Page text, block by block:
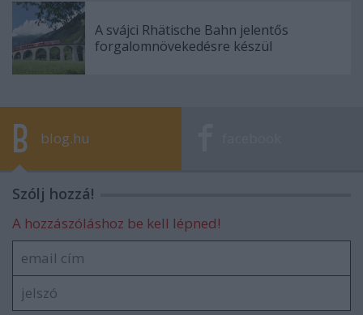
A svájci Rhätische Bahn jelentős
forgalomnövekedésre készül
blog.hu
Szólj hozzá!
A hozzászóláshoz be kell lépned!